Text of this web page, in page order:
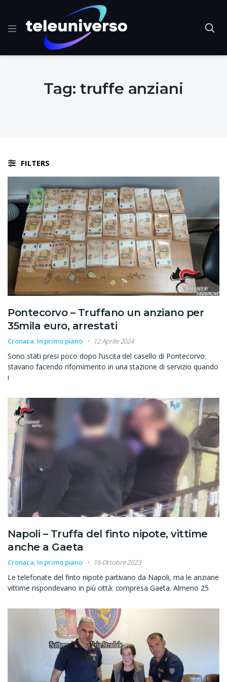
Tag: truffe anziani
FILTERS
Pontecorvo – Truffano un anziano per
35mila euro, arrestati
Cronaca, In primo piano 12 Aprile 2024
Sono stati presi poco dopo l’uscita del casello di Pontecorvo:
stavano facendo rifornimento in una stazione di servizio quando
i
Napoli – Truffa del finto nipote, vittime
anche a Gaeta
Cronaca, In primo piano 16 Ottobre 2023
Le telefonate del finto nipote partivano da Napoli, ma le anziane
vittime rispondevano in più città: compresa Gaeta. Almeno 25